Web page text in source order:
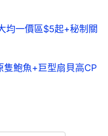
均一價區$5起+秘制關
鮑魚+巨型扇貝高CP